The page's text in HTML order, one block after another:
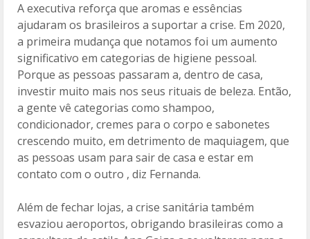
A executiva reforça que aromas e essências
ajudaram os brasileiros a suportar a crise. Em 2020,
a primeira mudança que notamos foi um aumento
significativo em categorias de higiene pessoal.
Porque as pessoas passaram a, dentro de casa,
investir muito mais nos seus rituais de beleza. Então,
a gente vê categorias como shampoo,
condicionador, cremes para o corpo e sabonetes
crescendo muito, em detrimento de maquiagem, que
as pessoas usam para sair de casa e estar em
contato com o outro , diz Fernanda.
Além de fechar lojas, a crise sanitária também
esvaziou aeroportos, obrigando brasileiras como a